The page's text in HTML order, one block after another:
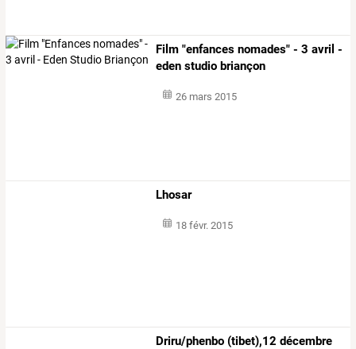
Film "enfances nomades" - 3 avril -
eden studio briançon
26 mars 2015
Lhosar
18 févr. 2015
Driru/phenbo (tibet),12 décembre